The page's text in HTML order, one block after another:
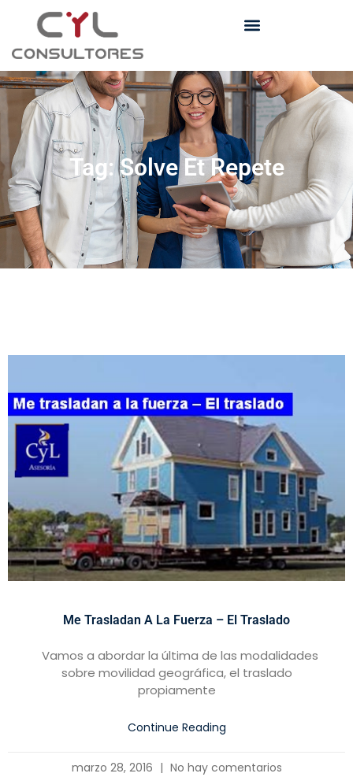
Tag: Solve Et Repete
Me Trasladan A La Fuerza – El Traslado
Vamos a abordar la última de las modalidades
sobre movilidad geográfica, el traslado
propiamente
Continue Reading
marzo 28, 2016 No hay comentarios